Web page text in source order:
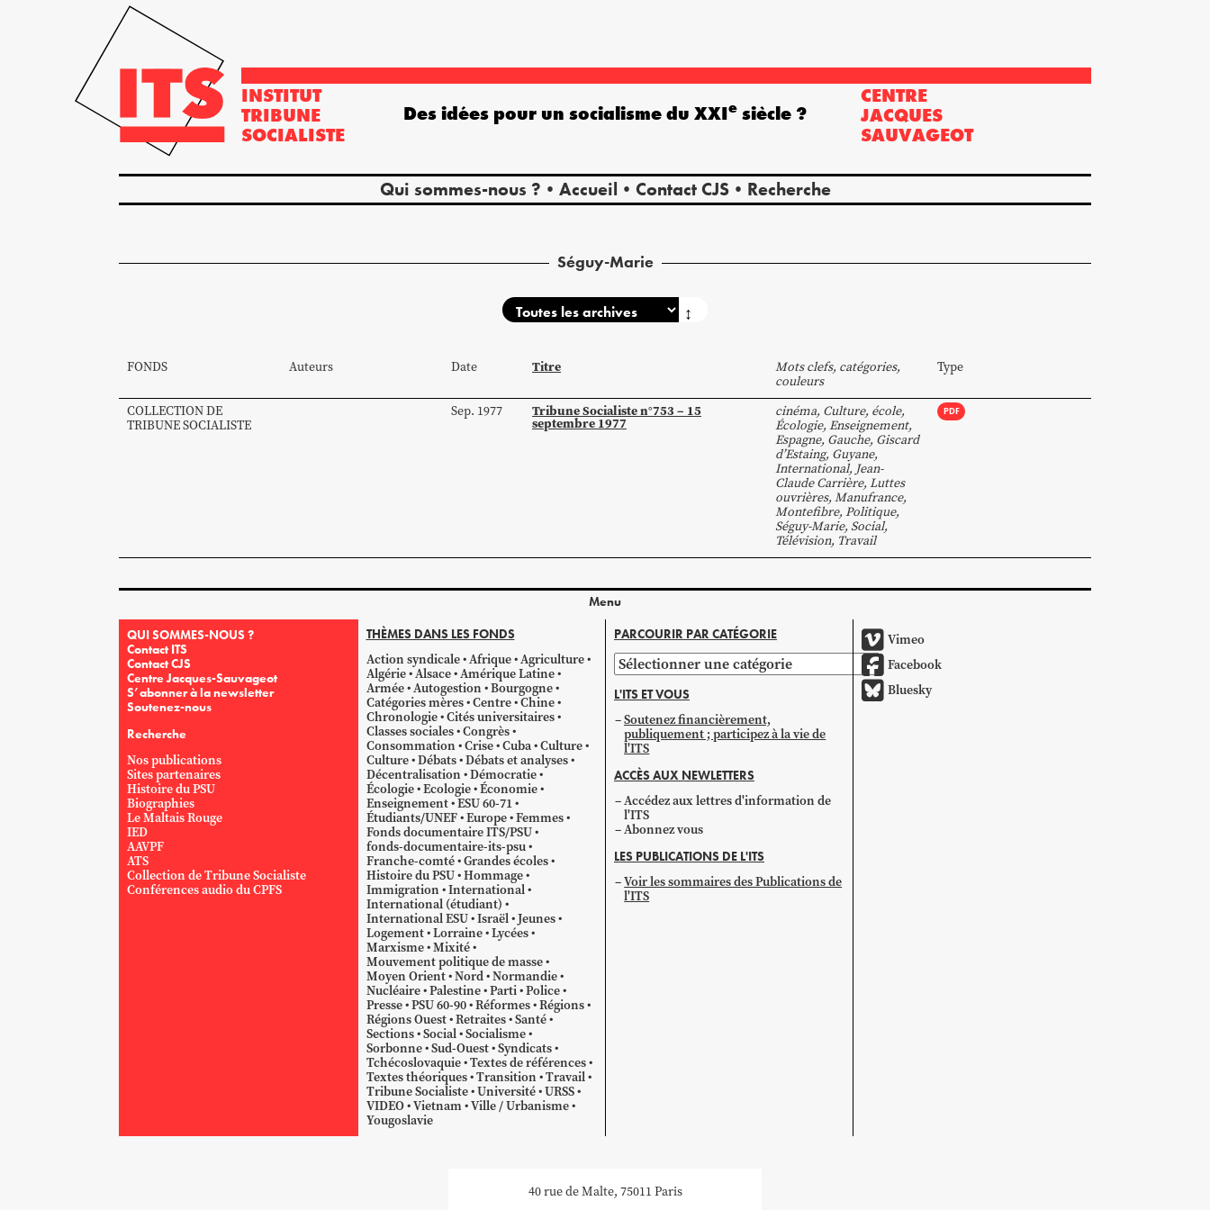
INSTITUT
TRIBUNE
SOCIALISTE
CENTRE
JACQUES
SAUVAGEOT
Qui sommes-nous ? Accueil Contact CJS Recherche
Des idées pour un socialisme du XXIe siècle ?
Séguy-Marie
↕
FONDS Auteurs Date Titre
Mots clefs, catégories,
couleurs
Type
COLLECTION DE
TRIBUNE SOCIALISTE
Sep. 1977 Tribune Socialiste n°753 – 15
septembre 1977
cinéma, Culture, école,
Écologie, Enseignement,
Espagne, Gauche, Giscard
d’Estaing, Guyane,
International, Jean-
Claude Carrière, Luttes
ouvrières, Manufrance,
Montefibre, Politique,
Séguy-Marie, Social,
Télévision, Travail
PDF
Menu
QUI SOMMES-NOUS ?
Contact ITS
Contact CJS
Centre Jacques-Sauvageot
S’abonner à la newsletter
Soutenez-nous
Recherche
Nos publications
Sites partenaires
Histoire du PSU
Biographies
Le Maltais Rouge
IED
AAVPF
ATS
Collection de Tribune Socialiste
Conférences audio du CPFS
THÈMES DANS LES FONDS
Action syndicale Afrique Agriculture
Algérie Alsace Amérique Latine
Armée Autogestion Bourgogne
Catégories mères Centre Chine
Chronologie Cités universitaires
Classes sociales Congrès
Consommation Crise Cuba Culture
Culture Débats Débats et analyses
Décentralisation Démocratie
Écologie Ecologie Économie
Enseignement ESU 60-71
Étudiants/UNEF Europe Femmes
Fonds documentaire ITS/PSU
fonds-documentaire-its-psu
Franche-comté Grandes écoles
Histoire du PSU Hommage
Immigration International
International (étudiant)
International ESU Israël Jeunes
Logement Lorraine Lycées
Marxisme Mixité
Mouvement politique de masse
Moyen Orient Nord Normandie
Nucléaire Palestine Parti Police
Presse PSU 60-90 Réformes Régions
Régions Ouest Retraites Santé
Sections Social Socialisme
Sorbonne Sud-Ouest Syndicats
Tchécoslovaquie Textes de références
Textes théoriques Transition Travail
Tribune Socialiste Université URSS
VIDEO Vietnam Ville / Urbanisme
Yougoslavie
PARCOURIR PAR CATÉGORIE
Parcourir
par
catégorie
L'ITS ET VOUS
Soutenez financièrement,
publiquement ; participez à la vie de
l'ITS
ACCÈS AUX NEWLETTERS
Accédez aux lettres d'information de
l'ITS
Abonnez vous
LES PUBLICATIONS DE L'ITS
Voir les sommaires des Publications de
l'ITS
Vimeo
Facebook
Bluesky
40 rue de Malte, 75011 Paris